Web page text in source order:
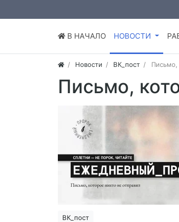
В НАЧАЛО НОВОСТИ
Новости ВК_пост Письмо,
Письмо,
ВК_пост